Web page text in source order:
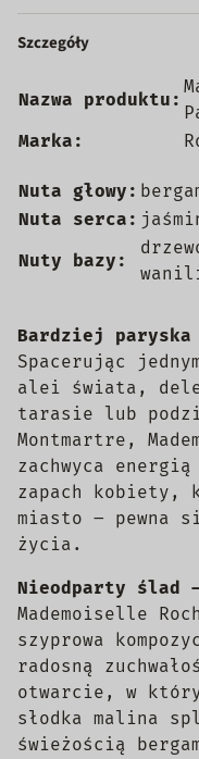
Szczegóły
Nazwa produktu:
Marka:
Nuta głowy:
Nuta serca:
Nuty bazy:
Bardziej
Spacerując
alei świata,
tarasie lub
Montmartre,
zachwyca
zapach kobiety,
miasto – pewna
życia.
Nieodparty ślad –
Mademoiselle
szyprowa
radosną
otwarcie, w
słodka malina
świeżością